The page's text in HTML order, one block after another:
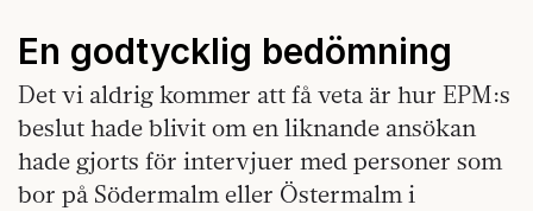
En godtycklig bedömning
Det vi aldrig kommer att få veta är hur EPM:s
beslut hade blivit om en liknande ansökan
hade gjorts för intervjuer med personer som
bor på Södermalm eller Östermalm i